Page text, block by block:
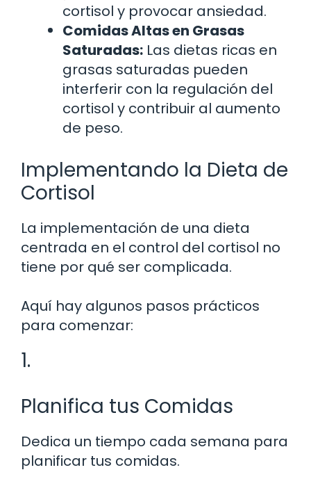
cortisol y provocar ansiedad.
Comidas Altas en Grasas
Saturadas: Las dietas ricas en
grasas saturadas pueden
interferir con la regulación del
cortisol y contribuir al aumento
de peso.
Implementando la Dieta de
Cortisol
La implementación de una dieta
centrada en el control del cortisol no
tiene por qué ser complicada.
Aquí hay algunos pasos prácticos
para comenzar:
1.
Planifica tus Comidas
Dedica un tiempo cada semana para
planificar tus comidas.